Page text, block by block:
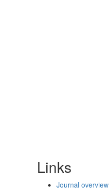
Links
Journal overview